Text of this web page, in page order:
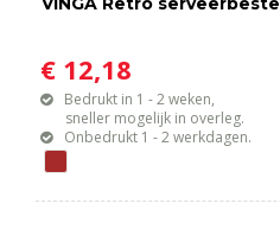
€ 12,18
Bedrukt in 1 - 2 weken,
sneller mogelijk in overleg.
Onbedrukt 1 - 2 werkdagen.